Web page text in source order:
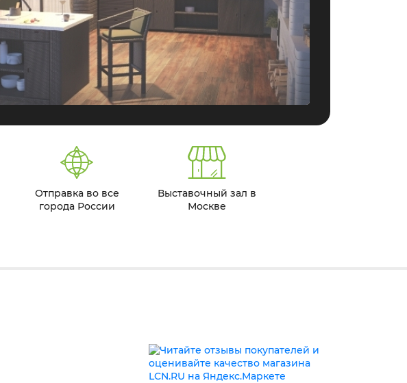
Отправка во все
города России
Выставочный зал в
Москве